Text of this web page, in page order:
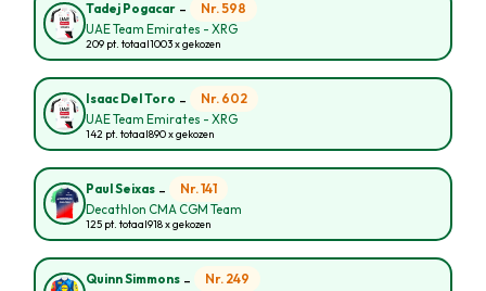
Tadej Pogacar - Nr. 598
UAE Team Emirates - XRG
209 pt. totaal1003 x gekozen
Isaac Del Toro - Nr. 602
UAE Team Emirates - XRG
142 pt. totaal890 x gekozen
Paul Seixas - Nr. 141
Decathlon CMA CGM Team
125 pt. totaal918 x gekozen
Quinn Simmons - Nr. 249